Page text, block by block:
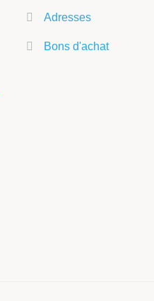
Adresses
Bons d'achat